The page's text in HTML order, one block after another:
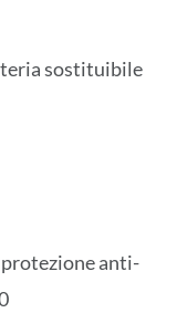
sostituibile
anti-